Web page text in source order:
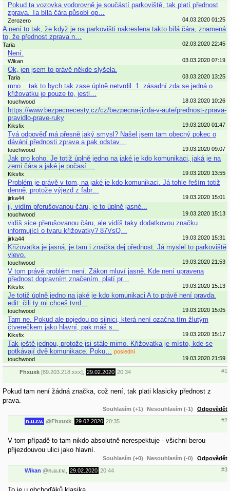
Pokud ta vozovka vodorovně je součástí parkoviště, tak platí přednost
zprava. Ta bílá čára působí op…
Zerozero 04.03.2020 01:25
A není to tak, že když je na parkovišti nakreslena takto bílá čára, znamená
to, že přednost zprava n…
Taria 02.03.2020 22:45
Není.
Wikan 03.03.2020 07:19
Ok, jen jsem to právě někde slyšela.
Taria 03.03.2020 13:25
mno... tak to bych tak zase úplně netvrdil. 1. zásadní zda se jedná o
křižovatku je pouze to, jestl…
touchwood 18.03.2020 10:26
https://www.bezpecnecesty.cz/cz/bezpecna-jizda-v-aute/prednost-zprava-
pravidlo-prave-ruky
Kiksfix 19.03.2020 01:47
Tvá odpověď má přesně jaký smysl? Našel jsem tam obecný pokec o
dávání přednosti zprava a pak odstav…
touchwood 19.03.2020 09:07
Jak pro koho. Je totiž úplně jedno na jaké je kdo komunikaci, jaká je na
zemi čára a jaké je počasí.…
Kiksfix 19.03.2020 13:55
Problém je právě v tom, na jaké je kdo komunikaci. Já tohle řeším totiž
denně, protože výjezd z fabr…
jirka44 19.03.2020 15:01
jj, vidím přerušovanou čáru, je to úplně jasné...
touchwood 19.03.2020 15:13
vidíš sice přerušovanou čáru, ale vidíš taky dodatkovou značku
informující o tvaru křižovatky? 87VsQ…
jirka44 19.03.2020 15:31
Křižovatka je jasná, je tam i značka dej přednost. Já myslel to parkoviště
vlevo.
touchwood 19.03.2020 21:53
V tom právě problém není. Zákon mluví jasně. Kde není upravena
přednost dopravním značením, platí pr…
Kiksfix 19.03.2020 15:13
Je totiž úplně jedno na jaké je kdo komunikaci A to právě není pravda.
edit: čili ty mi chceš tvrd…
touchwood 19.03.2020 15:05
Tam ne. Pokud ale pojedou po silnici, která není ozačna tím žlutým
čtverečkem jako hlavní, pak máš s…
Kiksfix 19.03.2020 15:17
Tak ještě jednou, protože jsi stále mimo. Křižovatka je místo, kde se
potkávají dvě komunikace. Poku…
poslední
touchwood
19.03.2020 21:59
Fhxuxk [89.203.218.xxx], 29.02.2020 20:34 #1
Pokud tam není žádná značka, což není, tak plati klasicky přednost z
prava.
Souhlasím (+1) Nesouhlasím (-1) Odpovědět
n.u.r.v. @Fhxuxk 29.02.2020 20:35 #2
V tom případě to tam nikdo absolutně nerespektuje - všichni berou
přijezdouvou ulici jako hlavní.
Souhlasím (+0) Nesouhlasím (-0) Odpovědět
Wikan @n.u.r.v. 29.02.2020 20:44 #3